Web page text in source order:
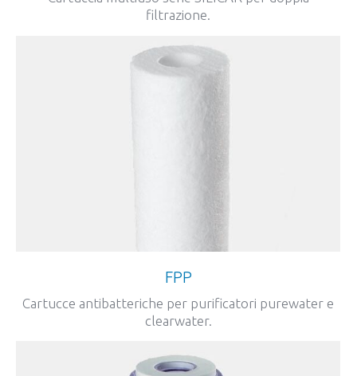
filtrazione.
FPP
Cartucce antibatteriche per purificatori purewater e
clearwater.